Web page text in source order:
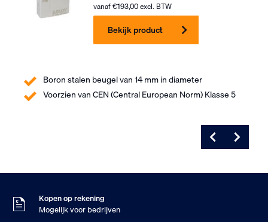
Boron stalen beugel van 14 mm in diameter
Voorzien van CEN (Central European Norm) Klasse 5
vanaf€193,00excl. BTW
Bekijk product
9
Klanten geven ons
Kopen op rekening
Mogelijk voor bedrijven